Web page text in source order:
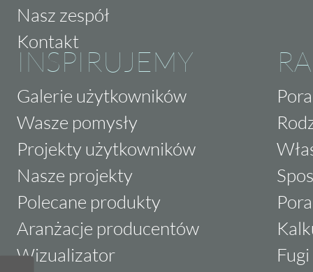
Nasz zespół
Kontakt
INSPIRUJEMY
Galerie użytkowników
Wasze pomysły
Projekty użytkowników
Nasze projekty
Polecane produkty
Aranżacje producentów
Wizualizator